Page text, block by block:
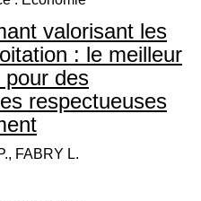
valorisant les
: le meilleur
pour des
respectueuses
FABRY L.